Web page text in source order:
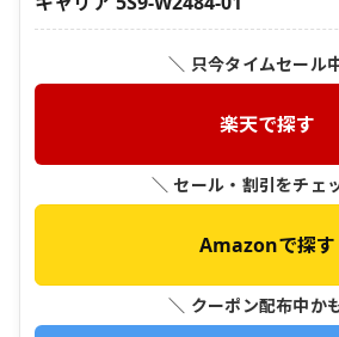
＼ 只今タイムセール
楽天で探す
＼ セール・割引をチェ
Amazonで探す
＼ クーポン配布中か